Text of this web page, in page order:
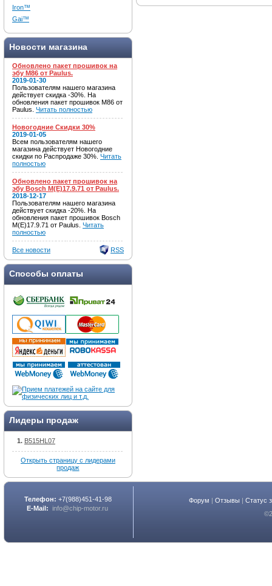
Iron™
Gai™
Новости магазина
Обновлено пакет прошивок на
эбу M86 от Paulus.
2019-01-30
Пользователям нашего магазина
действует скидка -30%. На
обновления пакет прошивок M86 от
Paulus. Читать полностью
Новогодние Скидки 30%
2019-01-05
Всем пользователям нашего
магазина действует Новогодние
скидки по Распродаже 30%. Читать
полностью
Обновлено пакет прошивок на
эбу Bosch M(E)17.9.71 от Paulus.
2018-12-17
Пользователям нашего магазина
действует скидка -20%. На
обновления пакет прошивок Bosch
M(E)17.9.71 от Paulus. Читать
полностью
Все новости RSS
Способы оплаты
Лидеры продаж
B515HL07
Открыть страницу с лидерами
продаж
Телефон: +7(988)451-41-98
E-Mail: info@chip-motor.ru
Форум |Отзывы |Статус